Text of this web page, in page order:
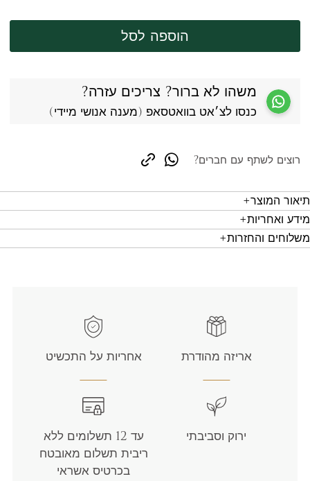
הוספה לסל
משהו לא ברור? צריכים עזרה?
כנסו לצ׳אט בוואטסאפ (מענה אנושי מיידי)
רוצים לשתף עם חברים?
whatsapp
copy link
תיאור המוצר
מידע ואחריות
משלוחים והחזרות
אריזה מהודרת אחריות על התכשיט
ירוק וסביבתי
עד 12 תשלומים ללא
ריבית תשלום מאובטח
בכרטיס אשראי